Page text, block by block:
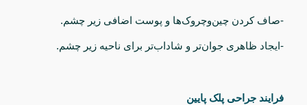
-صاف کردن چین‌وچروک‌ها و پوست اضافی زیر چشم.
-ایجاد ظاهری جوان‌تر و شاداب‌تر برای ناحیه زیر چشم.
فرایند جراحی پلک پایین